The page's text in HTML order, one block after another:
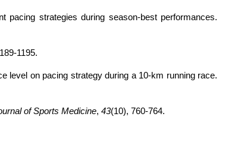
1195.
of Sports Medicine, 43(10), 760-764.